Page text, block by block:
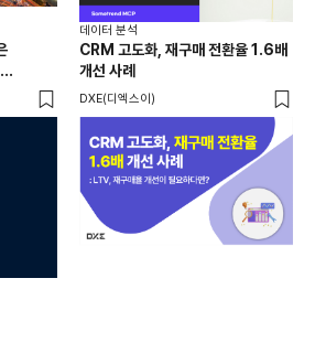
자동화
데이터 분석
CRM 고도화, 재구매 전환율 1.6배
개선 사례
DXE(디엑스이)